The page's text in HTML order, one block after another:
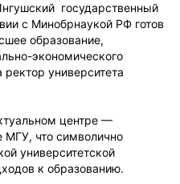
государственный
с Минобрнаукой РФ готов
образование,
экономического
ректор университета
центре —
МГУ, что символично
университетской
к образованию.